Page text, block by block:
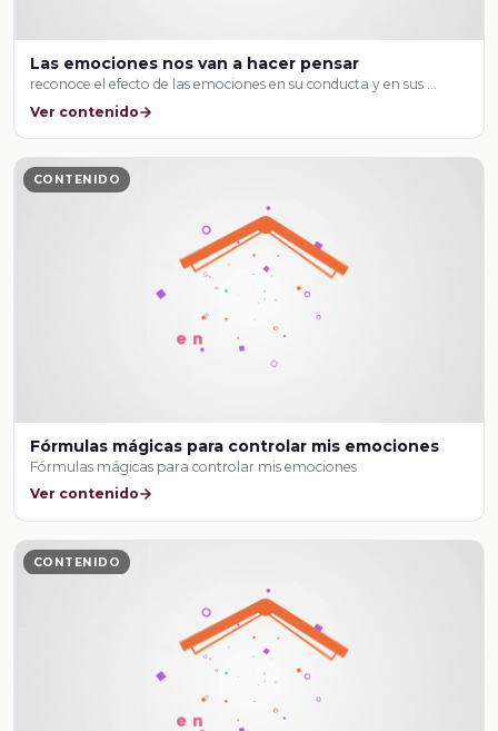
Las emociones nos van a hacer pensar
reconoce el efecto de las emociones en su conducta y en sus …
Ver contenido
CONTENIDO
Fórmulas mágicas para controlar mis emociones
Fórmulas mágicas para controlar mis emociones
Ver contenido
CONTENIDO